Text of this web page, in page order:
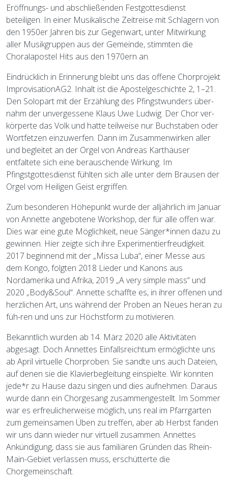
Eröffnungs- und abschließenden Festgottesdienst
beteiligen. In einer Musikalische Zeitreise mit Schlagern von
den 1950er Jahren bis zur Gegenwart, unter Mitwirkung
aller Musikgruppen aus der Gemeinde, stimmten die
Choralapostel Hits aus den 1970ern an.
Eindrücklich in Erinnerung bleibt uns das offene Chorprojekt
ImprovisationAG2. Inhalt ist die Apostelgeschichte 2, 1–21.
Den Solopart mit der Erzählung des Pfingstwunders über-
nahm der unvergessene Klaus Uwe Ludwig. Der Chor ver-
körperte das Volk und hatte teilweise nur Buchstaben oder
Wortfetzen einzuwerfen. Dann im Zusammenwirken aller
und begleitet an der Orgel von Andreas Karthäuser
entfaltete sich eine berauschende Wirkung. Im
Pfingstgottesdienst fühlten sich alle unter dem Brausen der
Orgel vom Heiligen Geist ergriffen.
Zum besonderen Höhepunkt wurde der alljährlich im Januar
von Annette angebotene Workshop, der für alle offen war.
Dies war eine gute Möglichkeit, neue Sänger*innen dazu zu
gewinnen. Hier zeigte sich ihre Experimentierfreudigkeit.
2017 beginnend mit der „Missa Luba“, einer Messe aus
dem Kongo, folgten 2018 Lieder und Kanons aus
Nordamerika und Afrika, 2019 „A very simple mass“ und
2020 „Body&Soul“. Annette schaffte es, in ihrer offenen und
herzlichen Art, uns während der Proben an Neues heran zu
füh-ren und uns zur Höchstform zu motivieren.
Bekanntlich wurden ab 14. März 2020 alle Aktivitäten
abgesagt. Doch Annettes Einfallsreichtum ermöglichte uns
ab April virtuelle Chorproben. Sie sandte uns auch Dateien,
auf denen sie die Klavierbegleitung einspielte. Wir konnten
jede*r zu Hause dazu singen und dies aufnehmen. Daraus
wurde dann ein Chorgesang zusammengestellt. Im Sommer
war es erfreulicherweise möglich, uns real im Pfarrgarten
zum gemeinsamen Üben zu treffen, aber ab Herbst fanden
wir uns dann wieder nur virtuell zusammen. Annettes
Ankündigung, dass sie aus familiären Gründen das Rhein-
Main-Gebiet verlassen muss, erschütterte die
Chorgemeinschaft.